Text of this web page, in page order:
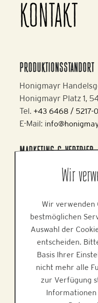
KONTAKT
PRODUKTIONSSTANDORT
Honigmayr
Honigmayr Platz 1,
Tel. +43 6468 / 5217-0
E-Mail: i
MARKETING & VERTRIEB
Alpine Brands GmbH
Gmundner Staße
E-Mail:
Web:
HILFE
Wir
Wir verwenden
bestmöglichen
Auswahl der
entscheiden.
Basis Ihrer
nicht mehr alle
zur Verfügung
Informationen